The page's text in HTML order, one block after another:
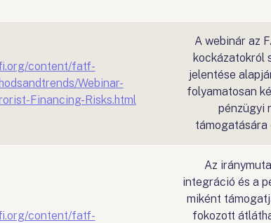
content/fatf-
Webinar-
Financing-Risks.html
A webinár az
kockázatokról
jelentése
folyamatosan
pénzügyi
támogatására
content/fatf-
Az
integráció és a
miként
fokozott